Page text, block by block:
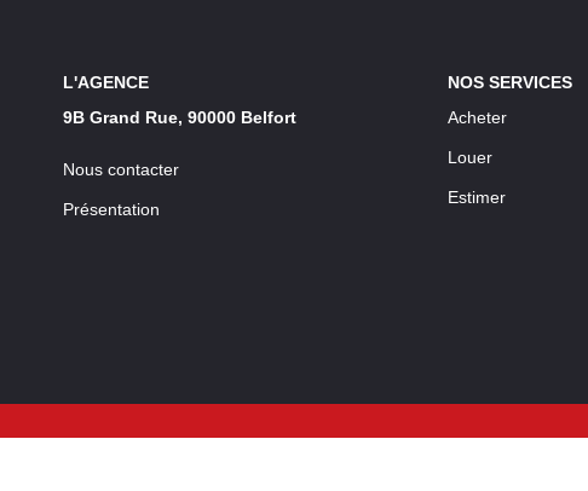
L'AGENCE
9B Grand Rue, 90000 Belfort
Nous contacter
Présentation
NOS SERVICES
Acheter
Louer
Estimer